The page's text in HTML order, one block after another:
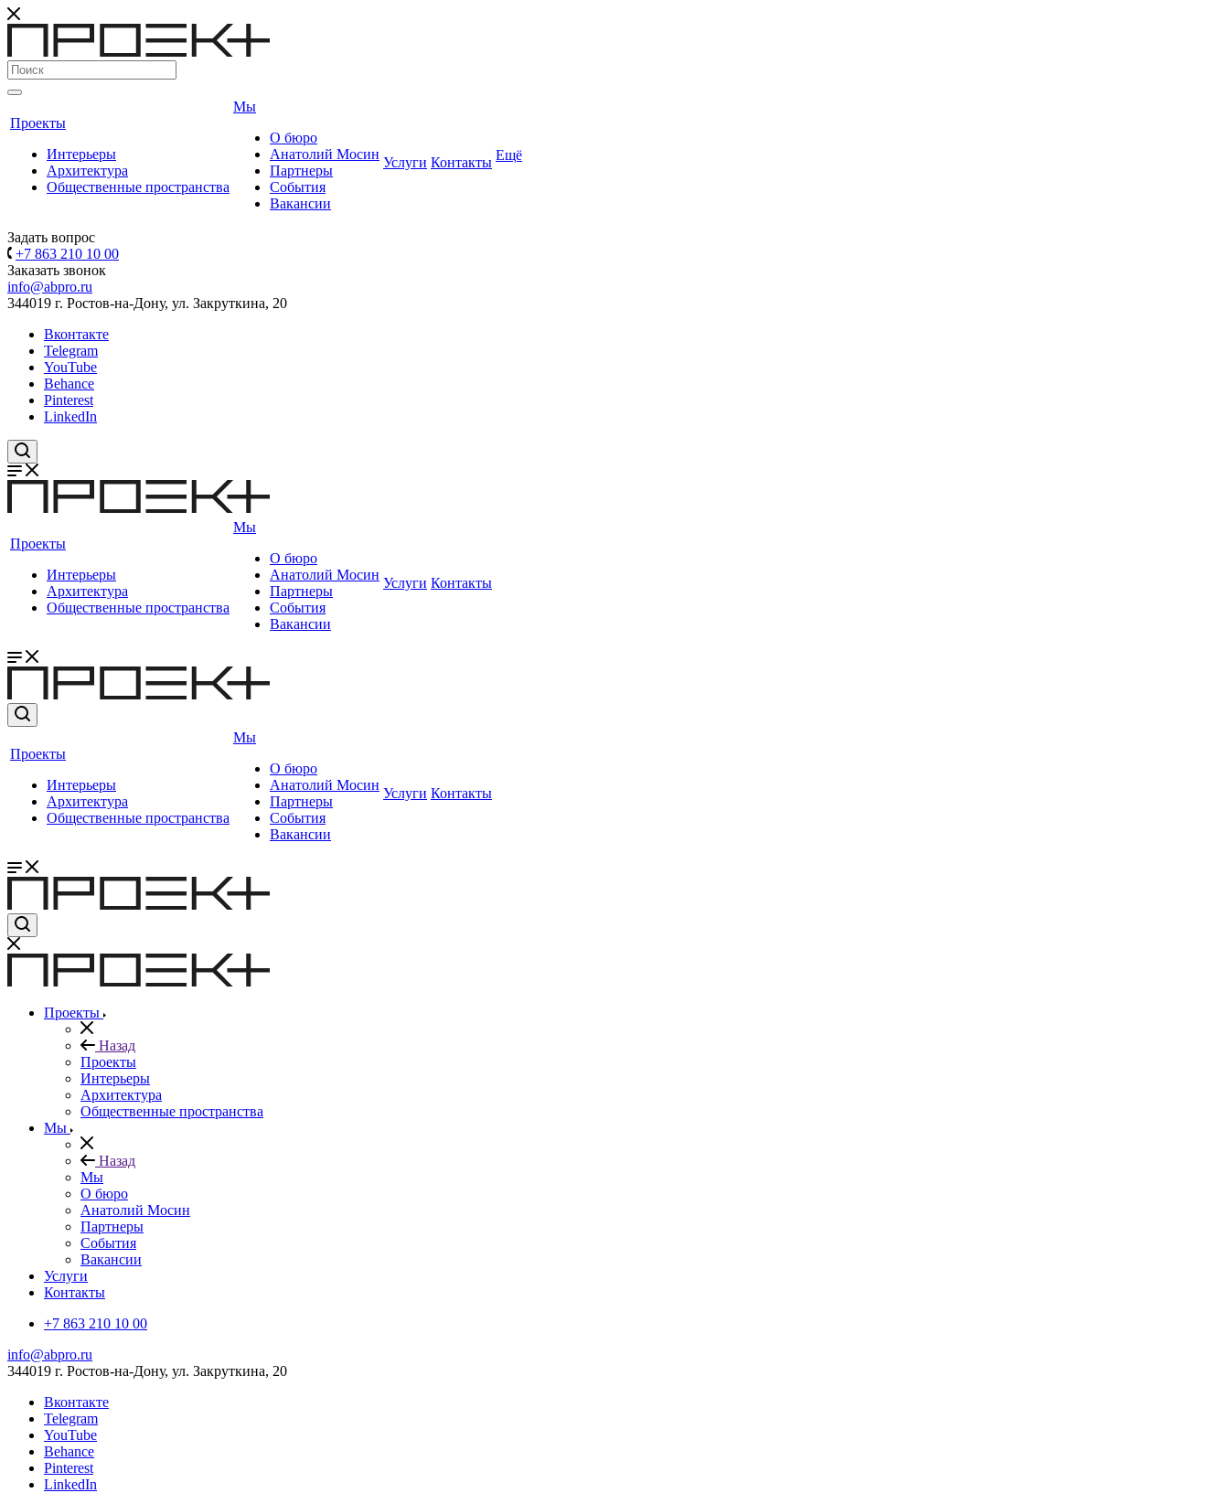
Проекты
Интерьеры
Архитектура
Общественные пространства
Мы
О бюро
Анатолий Мосин
Партнеры
События
Вакансии
Услуги Контакты Ещё
Задать вопрос
+7 863 210 10 00
Заказать звонок
info@abpro.ru
344019 г. Ростов-на-Дону, ул. Закруткина, 20
Вконтакте
Telegram
YouTube
Behance
Pinterest
LinkedIn
Проекты
Интерьеры
Архитектура
Общественные пространства
Мы
О бюро
Анатолий Мосин
Партнеры
События
Вакансии
Услуги Контакты
Проекты
Интерьеры
Архитектура
Общественные пространства
Мы
О бюро
Анатолий Мосин
Партнеры
События
Вакансии
Услуги Контакты
Проекты
Назад
Проекты
Интерьеры
Архитектура
Общественные пространства
Мы
Назад
Мы
О бюро
Анатолий Мосин
Партнеры
События
Вакансии
Услуги
Контакты
+7 863 210 10 00
info@abpro.ru
344019 г. Ростов-на-Дону, ул. Закруткина, 20
Вконтакте
Telegram
YouTube
Behance
Pinterest
LinkedIn